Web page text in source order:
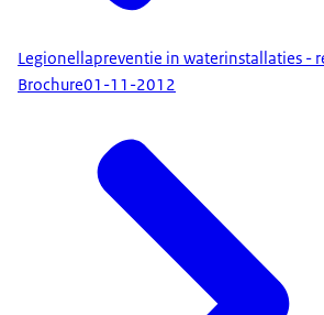
Legionellapreventie in waterinstallaties -
Brochure01-11-2012